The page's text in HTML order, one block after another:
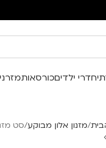
חדרי ילדיםכורסאות
מזנון אלון מבוקע סט